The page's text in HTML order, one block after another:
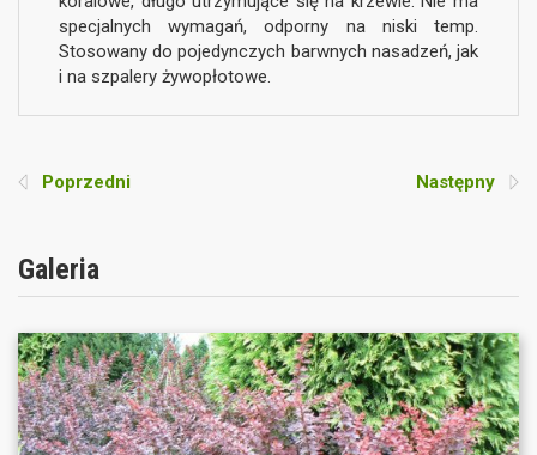
specjalnych wymagań, odporny na niski temp.
Stosowany do pojedynczych barwnych nasadzeń, jak
i na szpalery żywopłotowe.
Poprzedni Następny
Galeria